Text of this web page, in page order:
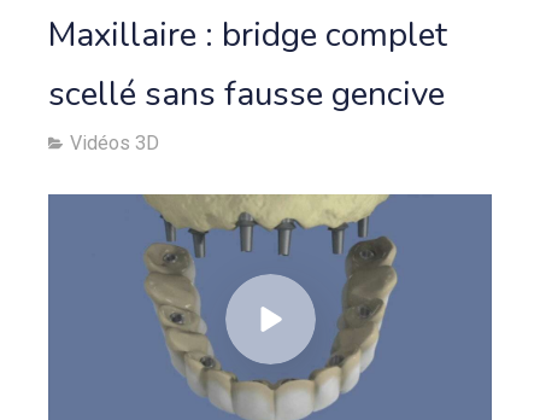
Maxillaire : bridge complet
scellé sans fausse gencive
Vidéos 3D